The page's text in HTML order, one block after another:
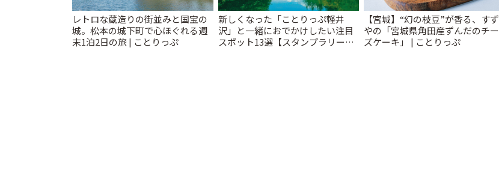
レトロな蔵造りの街並みと国宝の
城。松本の城下町で心ほぐれる週
末1泊2日の旅 | ことりっぷ
新しくなった「ことりっぷ軽井
沢」と一緒におでかけしたい注目
スポット13選【スタンプラリー開
【宮城】“幻の枝豆”が香る、すず
やの「宮城県角田産ずんだのチー
ズケーキ」 | ことりっぷ